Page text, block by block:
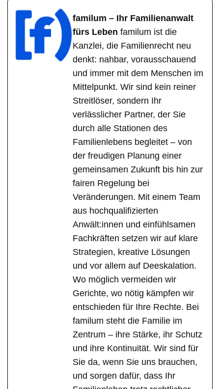
familum – Ihr Familienanwalt
fürs Leben familum ist die
Kanzlei, die Familienrecht neu
denkt: nahbar, vorausschauend
und immer mit dem Menschen im
Mittelpunkt. Wir sind kein reiner
Streitlöser, sondern Ihr
verlässlicher Partner, der Sie
durch alle Stationen des
Familienlebens begleitet – von
der freudigen Planung einer
gemeinsamen Zukunft bis hin zur
fairen Regelung bei
Veränderungen. Mit einem Team
aus hochqualifizierten
Anwält:innen und einfühlsamen
Fachkräften setzen wir auf klare
Strategien, kreative Lösungen
und vor allem auf Deeskalation.
Wo möglich vermeiden wir
Gerichte, wo nötig kämpfen wir
entschieden für Ihre Rechte. Bei
familum steht die Familie im
Zentrum – ihre Stärke, ihr Schutz
und ihre Kontinuität. Wir sind für
Sie da, wenn Sie uns brauchen,
und sorgen dafür, dass Ihr